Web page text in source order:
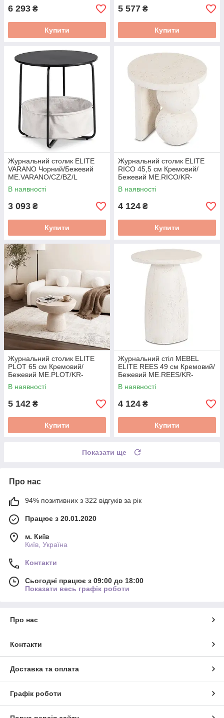
6 293 ₴
Купити
5 577 ₴
Купити
Журнальний столик ELITE
VARANO Чорний/Бежевий
ME.VARANO/CZ/BZ/L
В наявності
3 093 ₴
Купити
Журнальний столик ELITE
RICO 45,5 см Кремовий/
Бежевий ME.RICO/KR-
BZ/MGO/L
В наявності
4 124 ₴
Купити
Журнальний столик ELITE
PLOT 65 см Кремовий/
Бежевий ME.PLOT/KR-
BZ/MGO/L
В наявності
5 142 ₴
Купити
Журнальний стіл MEBEL
ELITE REES 49 см Кремовий/
Бежевий ME.REES/KR-
BZ/MGO/L
В наявності
4 124 ₴
Купити
Показати ще
Про нас
94% позитивних з 322 відгуків за рік
Працює з 20.01.2020
м. Київ
Київ, Україна
Контакти
Сьогодні працює з 09:00 до 18:00
Показати весь графік роботи
Про нас
Контакти
Доставка та оплата
Графік роботи